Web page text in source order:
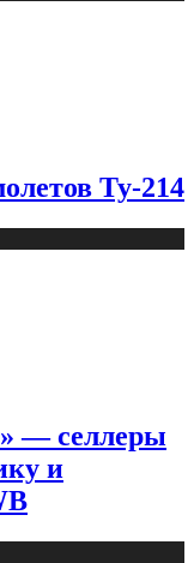
Ту-214
— селлеры
и